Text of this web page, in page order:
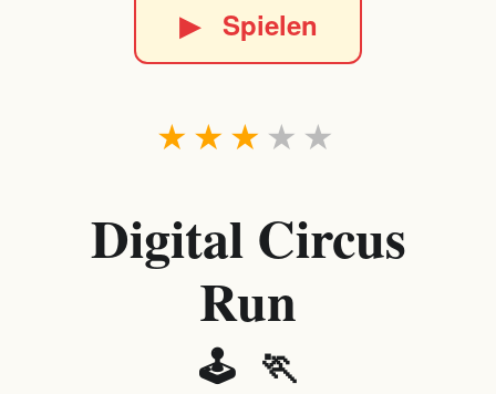
▶Spielen
★
★
★
★
★
Digital Circus
Run
🕹️ 🏃